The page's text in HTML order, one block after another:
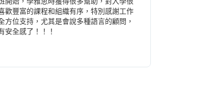
歡豐富的課程和組織有序，特別感謝工作
方位支持，尤其是會說多種語言的顧問，
安全感了！！！